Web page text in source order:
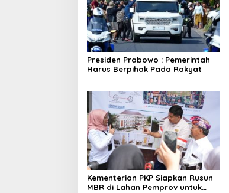
Presiden Prabowo : Pemerintah
Harus Berpihak Pada Rakyat
Kementerian PKP Siapkan Rusun
MBR di Lahan Pemprov untuk